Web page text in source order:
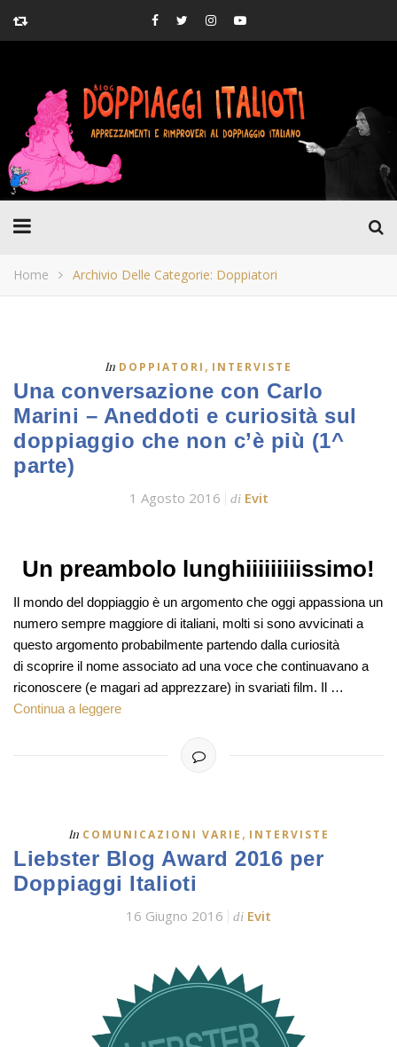
Home Archivio Delle Categorie: Doppiatori
In DOPPIATORI , INTERVISTE
Una conversazione con Carlo
Marini – Aneddoti e curiosità sul
doppiaggio che non c’è più (1^
parte)
1 Agosto 2016 di Evit
Un preambolo lunghiiiiiiiiissimo!
Il mondo del doppiaggio è un argomento che oggi appassiona un
numero sempre maggiore di italiani, molti si sono avvicinati a
questo argomento probabilmente partendo dalla curiosità
di scoprire il nome associato ad una voce che continuavano a
riconoscere (e magari ad apprezzare) in svariati film. Il …
Continua a leggere
In COMUNICAZIONI VARIE , INTERVISTE
Liebster Blog Award 2016 per
Doppiaggi Italioti
16 Giugno 2016 di Evit